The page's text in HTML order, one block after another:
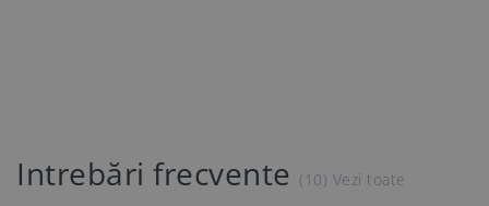
Intrebări frecvente (10) Vezi toate